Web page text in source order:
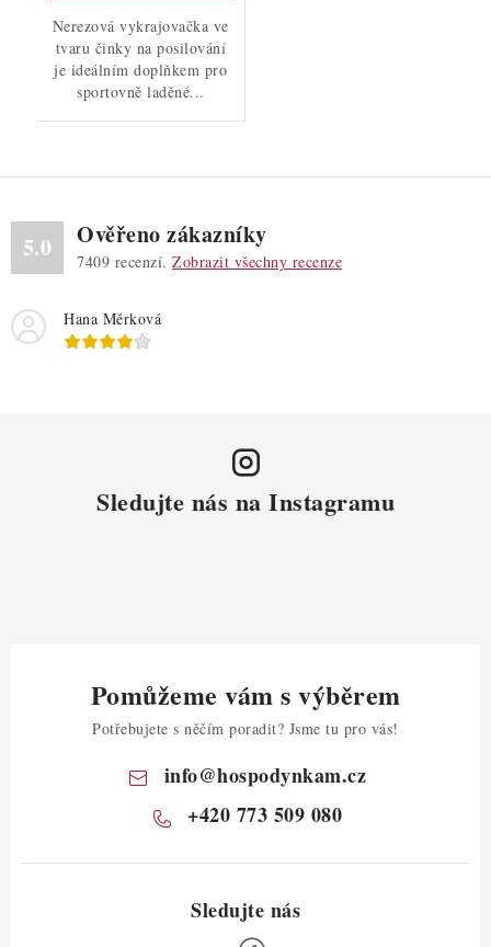
Nerezová vykrajovačka ve
tvaru činky na posilování
je ideálním doplňkem pro
sportovně laděné...
5.0 Ověřeno zákazníky
7409 recenzí. Zobrazit všechny recenze
Hana Měrková
Sledujte nás na Instagramu
Pomůžeme vám s výběrem
Potřebujete s něčím poradit? Jsme tu pro vás!
info@hospodynkam.cz
+420 773 509 080